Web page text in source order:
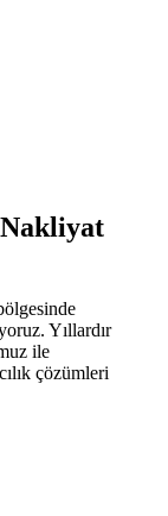
Yıllardır
ile
çözümleri